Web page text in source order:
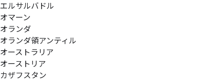
エルサルバドル
オマーン
オランダ
オランダ領アンティル
オーストラリア
オーストリア
カザフスタン